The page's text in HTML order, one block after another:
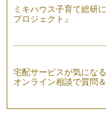
クリスマス絵本とベビ
まだおしゃべりがで
愛されるエリック・カ
2017年。今年はあの
ルさんが絵本作家とし
イメージと想像の絵本
ある意味、ほとんど
ミキハウス子育て総研
プロジェクト』
宅配サービスが気にな
オンライン相談で質問